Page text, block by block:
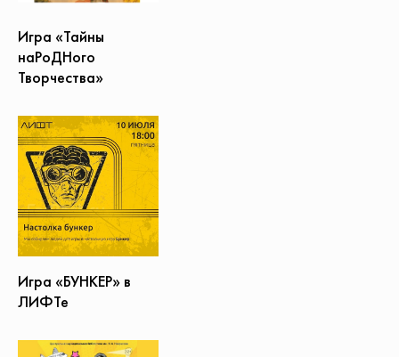
Игра «Тайны
наРоДНого
Творчества»
Игра «БУНКЕР» в
ЛИФТе